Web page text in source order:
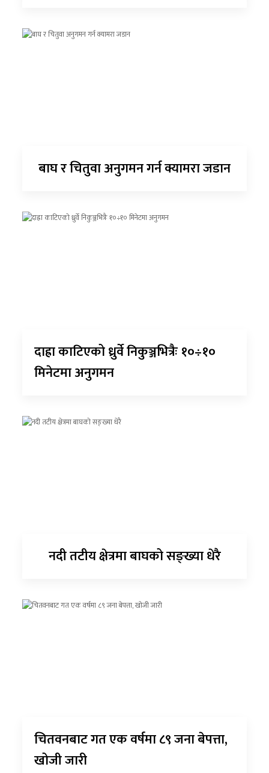
बाघ र चितुवा अनुगमन गर्न क्यामरा जडान
दाह्रा काटिएको ध्रुर्वे निकुञ्जभित्रैः १०÷१०
मिनेटमा अनुगमन
नदी तटीय क्षेत्रमा बाघको सङ्ख्या धेरै
चितवनबाट गत एक वर्षमा ८९ जना बेपत्ता,
खोजी जारी